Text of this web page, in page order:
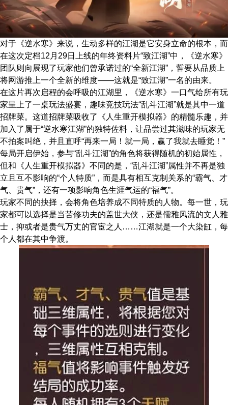
对于《逆水寒》来说，生动多样的江湖是它安身立命的根本，而
在这次定档12月29日上线的年终资料片“致江湖”中，《逆水寒》
团队则向展现了玩家他们曾承诺过的“全新江湖”，誓要从品质上
将网游推上一个全新的维度——这就是“致江湖”一名的由来。
在这片再次启程的会呼吸的江湖里，《逆水寒》一口气给所有玩
家呈上了一桌玩法盛宴，趣味竞技玩法“乱斗江湖”就是其中一道
招牌菜。这道招牌菜吸收了《人生重开模拟器》的精髓乐趣，并
加入了属于“逆水寒江湖”的独特佐料，让品尝过其滋味的玩家无
不拍案叫绝，并且直呼“再来一局！就一局，赢了我就去睡觉！”
每局开启伊始，参与“乱斗江湖”的角色将获得随机的初始属性，
但和《人生重开模拟器》不同的是，“乱斗江湖”属性并不再是独
立且互不影响的“个人特质”，而是具有相互克制关系的“霸气、才
气、贵气”，还有一项影响角色生涯气运的“福气”。
玩家不同的抉择，会将角色培养成不同特质的人物。每一世，玩
家都可以选择是当苦修功夫的盖世大侠，还是儒雅风流的文人雅
士，抑或者是贵气万丈的官宦之人……江湖就是一个大染缸，每
个人都在其中争渡。